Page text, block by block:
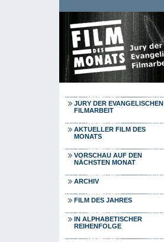
JURY DER EVANGELISCHEN
FILMARBEIT
AKTUELLER FILM DES
MONATS
VORSCHAU AUF DEN
NÄCHSTEN MONAT
ARCHIV
FILM DES JAHRES
IN ALPHABETISCHER
REIHENFOLGE